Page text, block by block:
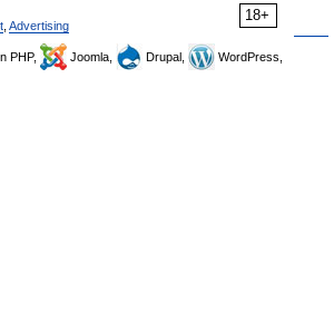
18+
Advertising
PHP, Joomla, Drupal,
WordPress,